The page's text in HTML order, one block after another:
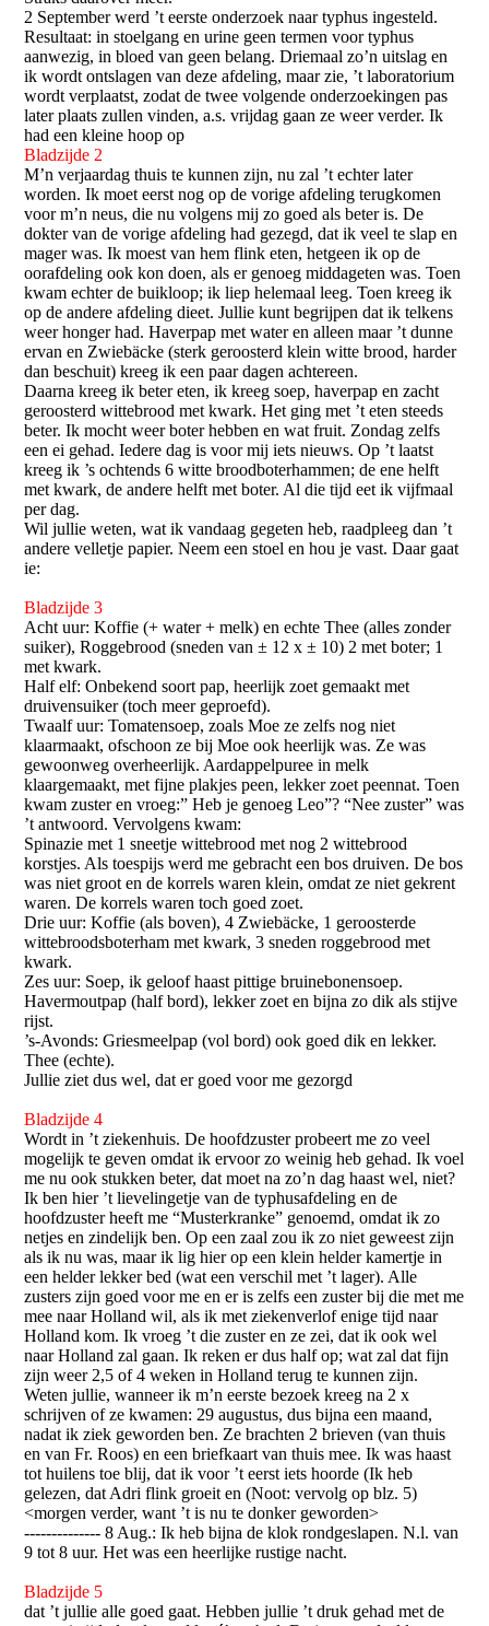
2 September werd ’t eerste onderzoek naar typhus ingesteld.
Resultaat: in stoelgang en urine geen termen voor typhus
aanwezig, in bloed van geen belang. Driemaal zo’n uitslag en
ik wordt ontslagen van deze afdeling, maar zie, ’t laboratorium
wordt verplaatst, zodat de twee volgende onderzoekingen pas
later plaats zullen vinden, a.s. vrijdag gaan ze weer verder. Ik
had een kleine hoop op
Bladzijde 2
M’n verjaardag thuis te kunnen zijn, nu zal ’t echter later
worden. Ik moet eerst nog op de vorige afdeling terugkomen
voor m’n neus, die nu volgens mij zo goed als beter is. De
dokter van de vorige afdeling had gezegd, dat ik veel te slap en
mager was. Ik moest van hem flink eten, hetgeen ik op de
oorafdeling ook kon doen, als er genoeg middageten was. Toen
kwam echter de buikloop; ik liep helemaal leeg. Toen kreeg ik
op de andere afdeling dieet. Jullie kunt begrijpen dat ik telkens
weer honger had. Haverpap met water en alleen maar ’t dunne
ervan en Zwiebäcke (sterk geroosterd klein witte brood, harder
dan beschuit) kreeg ik een paar dagen achtereen.
Daarna kreeg ik beter eten, ik kreeg soep, haverpap en zacht
geroosterd wittebrood met kwark. Het ging met ’t eten steeds
beter. Ik mocht weer boter hebben en wat fruit. Zondag zelfs
een ei gehad. Iedere dag is voor mij iets nieuws. Op ’t laatst
kreeg ik ’s ochtends 6 witte broodboterhammen; de ene helft
met kwark, de andere helft met boter. Al die tijd eet ik vijfmaal
per dag.
Wil jullie weten, wat ik vandaag gegeten heb, raadpleeg dan ’t
andere velletje papier. Neem een stoel en hou je vast. Daar gaat
ie:
Bladzijde 3
Acht uur: Koffie (+ water + melk) en echte Thee (alles zonder
suiker), Roggebrood (sneden van ± 12 x ± 10) 2 met boter; 1
met kwark.
Half elf: Onbekend soort pap, heerlijk zoet gemaakt met
druivensuiker (toch meer geproefd).
Twaalf uur: Tomatensoep, zoals Moe ze zelfs nog niet
klaarmaakt, ofschoon ze bij Moe ook heerlijk was. Ze was
gewoonweg overheerlijk. Aardappelpuree in melk
klaargemaakt, met fijne plakjes peen, lekker zoet peennat. Toen
kwam zuster en vroeg:” Heb je genoeg Leo”? “Nee zuster” was
’t antwoord. Vervolgens kwam:
Spinazie met 1 sneetje wittebrood met nog 2 wittebrood
korstjes. Als toespijs werd me gebracht een bos druiven. De bos
was niet groot en de korrels waren klein, omdat ze niet gekrent
waren. De korrels waren toch goed zoet.
Drie uur: Koffie (als boven), 4 Zwiebäcke, 1 geroosterde
wittebroodsboterham met kwark, 3 sneden roggebrood met
kwark.
Zes uur: Soep, ik geloof haast pittige bruinebonensoep.
Havermoutpap (half bord), lekker zoet en bijna zo dik als stijve
rijst.
’s-Avonds: Griesmeelpap (vol bord) ook goed dik en lekker.
Thee (echte).
Jullie ziet dus wel, dat er goed voor me gezorgd
Bladzijde 4
Wordt in ’t ziekenhuis. De hoofdzuster probeert me zo veel
mogelijk te geven omdat ik ervoor zo weinig heb gehad. Ik voel
me nu ook stukken beter, dat moet na zo’n dag haast wel, niet?
Ik ben hier ’t lievelingetje van de typhusafdeling en de
hoofdzuster heeft me “Musterkranke” genoemd, omdat ik zo
netjes en zindelijk ben. Op een zaal zou ik zo niet geweest zijn
als ik nu was, maar ik lig hier op een klein helder kamertje in
een helder lekker bed (wat een verschil met ’t lager). Alle
zusters zijn goed voor me en er is zelfs een zuster bij die met me
mee naar Holland wil, als ik met ziekenverlof enige tijd naar
Holland kom. Ik vroeg ’t die zuster en ze zei, dat ik ook wel
naar Holland zal gaan. Ik reken er dus half op; wat zal dat fijn
zijn weer 2,5 of 4 weken in Holland terug te kunnen zijn.
Weten jullie, wanneer ik m’n eerste bezoek kreeg na 2 x
schrijven of ze kwamen: 29 augustus, dus bijna een maand,
nadat ik ziek geworden ben. Ze brachten 2 brieven (van thuis
en van Fr. Roos) en een briefkaart van thuis mee. Ik was haast
tot huilens toe blij, dat ik voor ’t eerst iets hoorde (Ik heb
gelezen, dat Adri flink groeit en (Noot: vervolg op blz. 5)
<morgen verder, want ’t is nu te donker geworden>
-------------- 8 Aug.: Ik heb bijna de klok rondgeslapen. N.l. van
9 tot 8 uur. Het was een heerlijke rustige nacht.
Bladzijde 5
dat ’t jullie alle goed gaat. Hebben jullie ’t druk gehad met de